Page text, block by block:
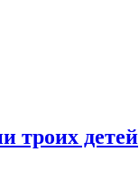
троих детей